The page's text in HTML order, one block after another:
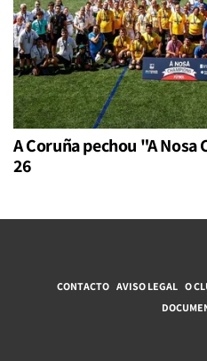
A Coruña pechou "A
26
CONTACTO AVISO LEGAL O